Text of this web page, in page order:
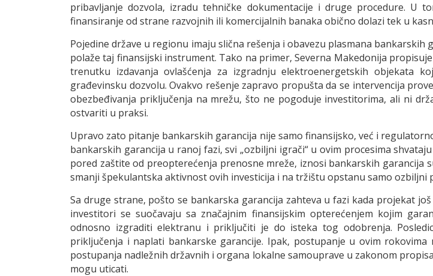
pribavljanje dozvola, izradu tehničke dokumentacije i druge procedure.
finansiranje od strane razvojnih ili komercijalnih banaka obično dolazi tek u
Pojedine države u regionu imaju slična rešenja i obavezu plasmana
polaže taj finansijski instrument. Tako na primer, Severna Makedonija
trenutku izdavanja ovlašćenja za izgradnju elektroenergetskih objekata
građevinsku dozvolu. Ovakvo rešenje zapravo propušta da se intervencija
obezbeđivanja priključenja na mrežu, što ne pogoduje investitorima, ali ni
ostvariti u praksi.
Upravo zato pitanje bankarskih garancija nije samo finansijsko, već i
bankarskih garancija u ranoj fazi, svi „ozbiljni igrači“ u ovim procesima
pored zaštite od preopterećenja prenosne mreže, iznosi bankarskih garancija
smanji špekulantska aktivnost ovih investicija i na tržištu opstanu samo ozbiljni
Sa druge strane, pošto se bankarska garancija zahteva u fazi kada projekat
investitori se suočavaju sa značajnim finansijskim opterećenjem kojim
odnosno izgraditi elektranu i priključiti je do isteka tog odobrenja.
priključenja i naplati bankarske garancije. Ipak, postupanje u ovim
postupanja nadležnih državnih i organa lokalne samouprave u zakonom
mogu uticati.